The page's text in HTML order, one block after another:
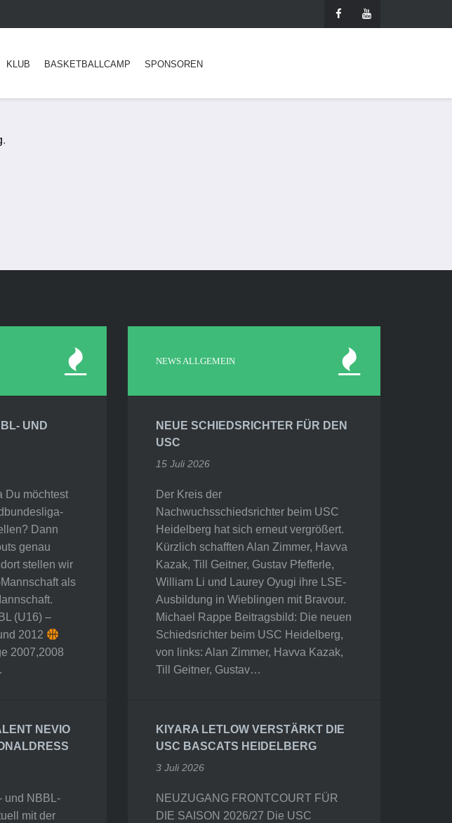
KLUB BASKETBALLCAMP SPONSOREN
.
UND
Du möchtest
Dann
genau
stellen wir
als
(U16) –
2012
2007,2008
NEVIO
und NBBL-
mit der
NEWS ALLGEMEIN
NEUE SCHIEDSRICHTER FÜR DEN
USC
15 Juli 2026
Der Kreis der
Nachwuchsschiedsrichter beim USC
Heidelberg hat sich erneut vergrößert.
Kürzlich schafften Alan Zimmer, Havva
Kazak, Till Geitner, Gustav Pfefferle,
William Li und Laurey Oyugi ihre LSE-
Ausbildung in Wieblingen mit Bravour.
Michael Rappe Beitragsbild: Die neuen
Schiedsrichter beim USC Heidelberg,
von links: Alan Zimmer, Havva Kazak,
Till Geitner, Gustav…
KIYARA LETLOW VERSTÄRKT DIE
USC BASCATS HEIDELBERG
3 Juli 2026
NEUZUGANG FRONTCOURT FÜR
DIE SAISON 2026/27 Die USC